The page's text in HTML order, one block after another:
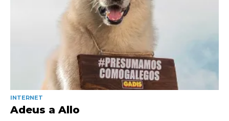
INTERNET
Adeus a Allo